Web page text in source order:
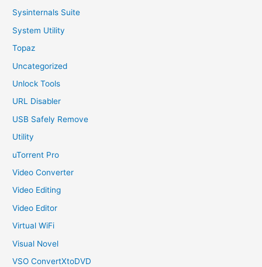
Sysinternals Suite
System Utility
Topaz
Uncategorized
Unlock Tools
URL Disabler
USB Safely Remove
Utility
uTorrent Pro
Video Converter
Video Editing
Video Editor
Virtual WiFi
Visual Novel
VSO ConvertXtoDVD